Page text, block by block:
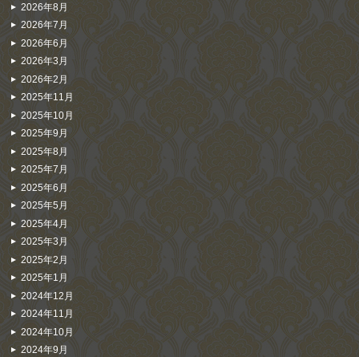
2026年8月
2026年7月
2026年6月
2026年3月
2026年2月
2025年11月
2025年10月
2025年9月
2025年8月
2025年7月
2025年6月
2025年5月
2025年4月
2025年3月
2025年2月
2025年1月
2024年12月
2024年11月
2024年10月
2024年9月